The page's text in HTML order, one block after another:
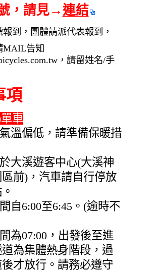
，請見→連結
到，團體請派代表報到，
MAIL告知
，請留姓名/手
項
車
溫偏低，請準備保暖措
大溪遊客中心(大溪神
前)，汽車請自行停放
自6:00至6:45。(逾時不
為07:00，出發後至進
為集體熱身階段，過
後才放行。請務必遵守